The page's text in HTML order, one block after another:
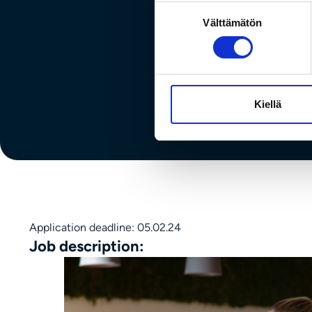
Välttämätön
Kiellä
Application deadline: 05.02.24
Job description: